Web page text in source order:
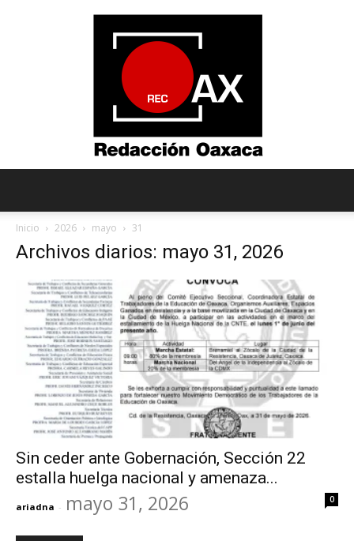
Inicio 2026 mayo 31
Archivos diarios: mayo 31, 2026
Sin ceder ante Gobernación, Sección 22
estalla huelga nacional y amenaza...
ariadna - mayo 31, 2026 0